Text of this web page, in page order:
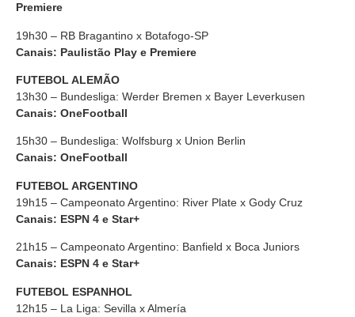
Premiere
19h30 – RB Bragantino x Botafogo-SP
Canais: Paulistão Play e Premiere
FUTEBOL ALEMÃO
13h30 – Bundesliga: Werder Bremen x Bayer Leverkusen
Canais: OneFootball
15h30 – Bundesliga: Wolfsburg x Union Berlin
Canais: OneFootball
FUTEBOL ARGENTINO
19h15 – Campeonato Argentino: River Plate x Gody Cruz
Canais: ESPN 4 e Star+
21h15 – Campeonato Argentino: Banfield x Boca Juniors
Canais: ESPN 4 e Star+
FUTEBOL ESPANHOL
12h15 – La Liga: Sevilla x Almería